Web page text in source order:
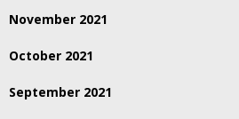
November 2021
October 2021
September 2021